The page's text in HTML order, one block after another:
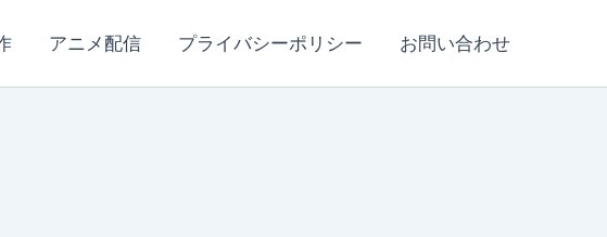
アニメ配信 プライバシーポリシー お問い合わせ